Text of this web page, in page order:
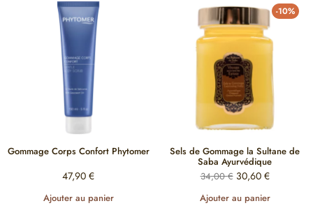
Gommage Corps Confort Phytomer
47,90 €
Ajouter au panier
-10%
Sels de Gommage la Sultane de
Saba Ayurvédique
34,00€ 30,60 €
Ajouter au panier